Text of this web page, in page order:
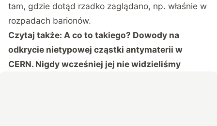
tam, gdzie dotąd rzadko zaglądano, np. właśnie w
rozpadach barionów.
Czytaj także: A co to takiego? Dowody na
odkrycie nietypowej cząstki antymaterii w
CERN. Nigdy wcześniej jej nie widzieliśmy